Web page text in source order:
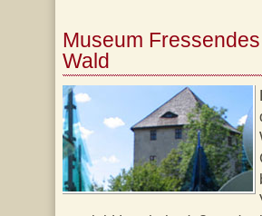
Museum
Wald